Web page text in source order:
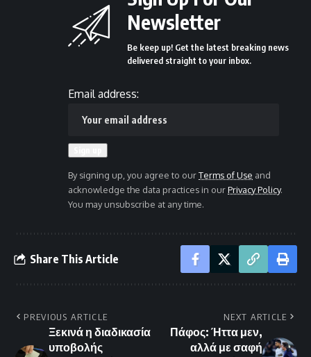
Newsletter
Be keep up! Get the latest breaking news
delivered straight to your inbox.
Email address:
By signing up, you agree to ourTerms of Use and
acknowledge the data practices in ourPrivacy Policy.
You may unsubscribe at any time.
Share This Article
PREVIOUS ARTICLE
Ξεκινά η διαδικασία
υποβολής
NEXT ARTICLE
Πάφος: Ήττα μεν,
αλλά με σαφή